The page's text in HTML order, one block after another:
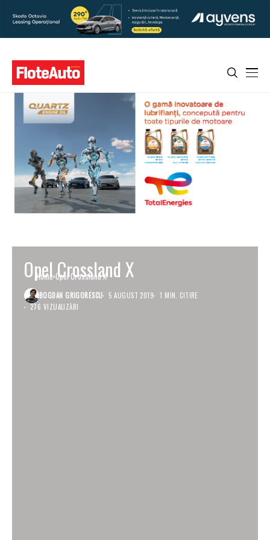
Home Opel Crossland X
Opel Crossland X
BOGDAN GRIGORESCU 5 AUGUST 2019
1 MIN. CITIRE
276 VIZUALIZĂRI